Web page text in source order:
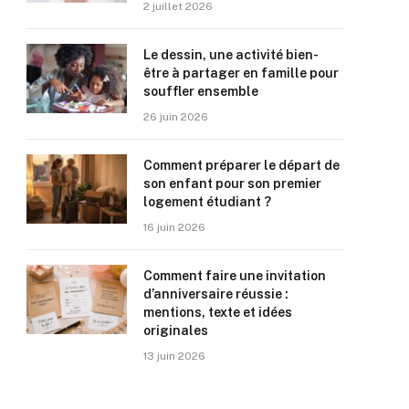
2 juillet 2026
Le dessin, une activité bien-
être à partager en famille pour
souffler ensemble
26 juin 2026
Comment préparer le départ de
son enfant pour son premier
logement étudiant ?
16 juin 2026
Comment faire une invitation
d’anniversaire réussie :
mentions, texte et idées
originales
13 juin 2026